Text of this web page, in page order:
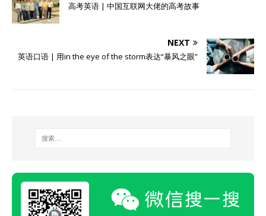
高考英语 | 中国互联网大佬的高考故事
NEXT
英语口语 | 用in the eye of the storm表达“暴风之眼”